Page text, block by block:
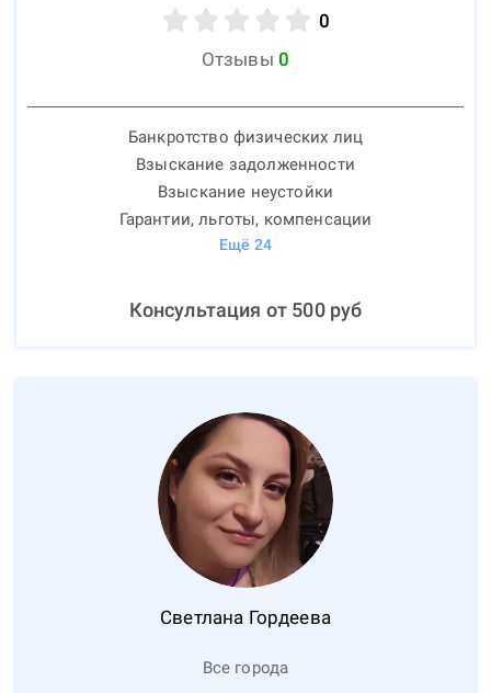
0
Отзывы 0
Банкротство физических лиц
Взыскание задолженности
Взыскание неустойки
Гарантии, льготы, компенсации
Ещё 24
Консультация от 500руб
Светлана Гордеева
Все города